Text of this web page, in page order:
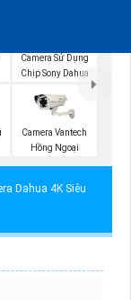
Camera Sử Dụng
Chip Sony Dahua
Camera Vantech
Hồng Ngoại
Dahua 4K Siêu